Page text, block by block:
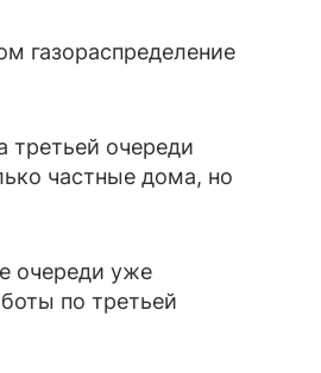
газораспределение
третьей очереди
частные дома, но
очереди уже
по третьей